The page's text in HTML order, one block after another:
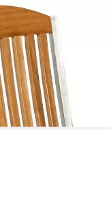
St), Edelstahl/Akazie,
bei dir